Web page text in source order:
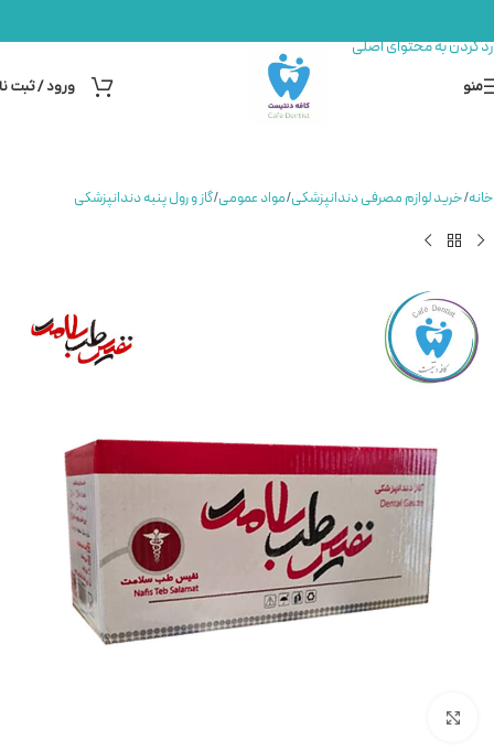
رد کردن به محتوای اصلی
منو ورود / ثبت
خانه/خرید لوازم مصرفی دندانپزشکی/مواد عمومی/گاز و رول پنبه دندانپزشکی